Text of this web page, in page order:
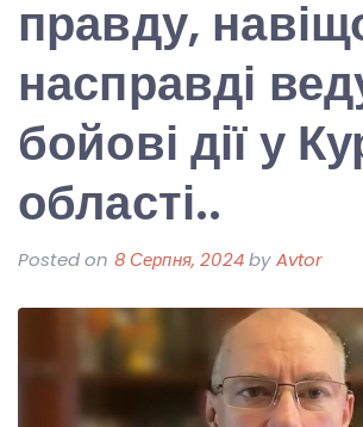
правду,
насправді
бойові дії у
області..
Posted on 8 Серпня, 2024byAvtor